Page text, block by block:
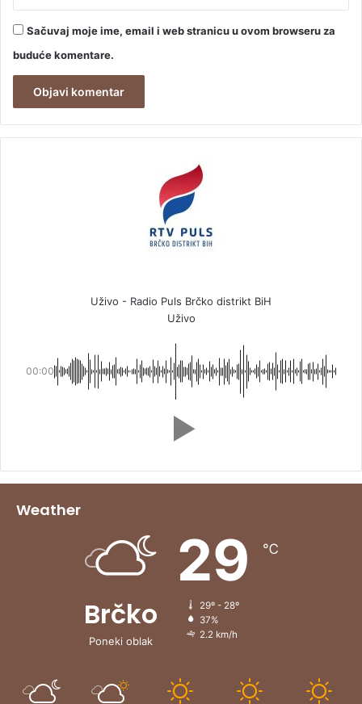
Sačuvaj moje ime, email i web stranicu u ovom browseru za
buduće komentare.
Uživo - Radio Puls Brčko distrikt BiH
Uživo
00:00
Weather
Brčko
Poneki oblak
29 ℃
29º - 28º
37%
2.2 km/h